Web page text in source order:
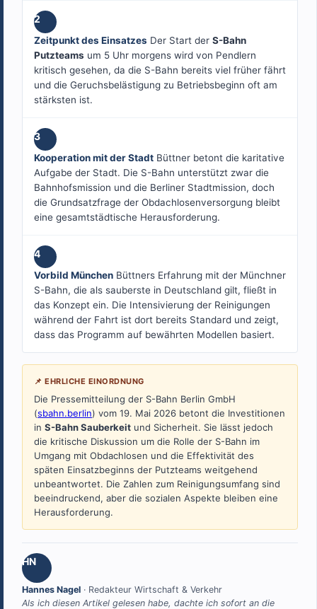
2
Zeitpunkt des Einsatzes Der Start der S-Bahn
Putzteams um 5 Uhr morgens wird von Pendlern
kritisch gesehen, da die S-Bahn bereits viel früher fährt
und die Geruchsbelästigung zu Betriebsbeginn oft am
stärksten ist.
3
Kooperation mit der Stadt Büttner betont die karitative
Aufgabe der Stadt. Die S-Bahn unterstützt zwar die
Bahnhofsmission und die Berliner Stadtmission, doch
die Grundsatzfrage der Obdachlosenversorgung bleibt
eine gesamtstädtische Herausforderung.
4
Vorbild München Büttners Erfahrung mit der Münchner
S-Bahn, die als sauberste in Deutschland gilt, fließt in
das Konzept ein. Die Intensivierung der Reinigungen
während der Fahrt ist dort bereits Standard und zeigt,
dass das Programm auf bewährten Modellen basiert.
📌 EHRLICHE EINORDNUNG
Die Pressemitteilung der S-Bahn Berlin GmbH
(sbahn.berlin) vom 19. Mai 2026 betont die Investitionen
in S-Bahn Sauberkeit und Sicherheit. Sie lässt jedoch
die kritische Diskussion um die Rolle der S-Bahn im
Umgang mit Obdachlosen und die Effektivität des
späten Einsatzbeginns der Putzteams weitgehend
unbeantwortet. Die Zahlen zum Reinigungsumfang sind
beeindruckend, aber die sozialen Aspekte bleiben eine
Herausforderung.
HN
Hannes Nagel · Redakteur Wirtschaft & Verkehr
Als ich diesen Artikel gelesen habe, dachte ich sofort an die